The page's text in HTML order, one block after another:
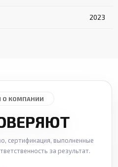
2023
О КОМПАНИИ
сертификация, выполненные
за результат.